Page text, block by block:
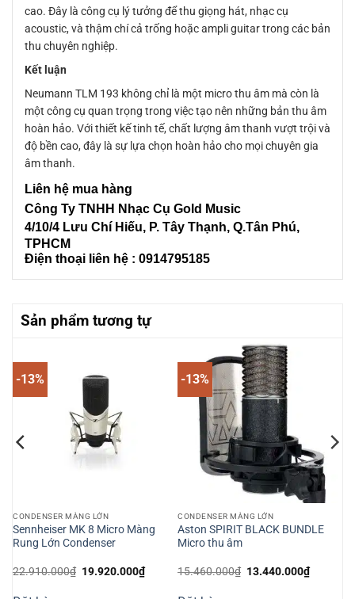
cao. Đây là công cụ lý tưởng để thu giọng hát, nhạc cụ
acoustic, và thậm chí cả trống hoặc ampli guitar trong các bản
thu chuyên nghiệp.
Kết luận
Neumann TLM 193 không chỉ là một micro thu âm mà còn là
một công cụ quan trọng trong việc tạo nên những bản thu âm
hoàn hảo. Với thiết kế tinh tế, chất lượng âm thanh vượt trội và
độ bền cao, đây là sự lựa chọn hoàn hảo cho mọi chuyên gia
âm thanh.
Liên hệ mua hàng
Công Ty TNHH Nhạc Cụ Gold Music
4/10/4 Lưu Chí Hiếu, P. Tây Thạnh, Q.Tân Phú,
TPHCM
Điện thoại liên hệ : 0914795185
Sản phẩm tương tự
-13%
CONDENSER MÀNG LỚN
Sennheiser MK 8 Micro Màng
Rung Lớn Condenser
22.910.000₫ Giá
19.920.000₫Giá
hiện
-13%
CONDENSER MÀNG LỚN
Aston SPIRIT BLACK BUNDLE
Micro thu âm
15.460.000₫ Giá
13.440.000₫Giá
hiện